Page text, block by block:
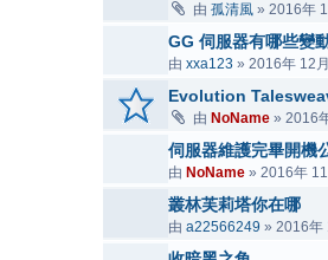
由 孤清風 » 2016年
GG 伺服器有哪些變
由 xxa123 » 2016年 12
Evolution
由 NoName » 2016
伺服器維護完畢開機
由 NoName » 2016年
叢林芙莉塔你在哪
由 a22566249 » 2016年